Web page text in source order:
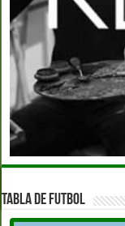
TABLA DE FUTBOL